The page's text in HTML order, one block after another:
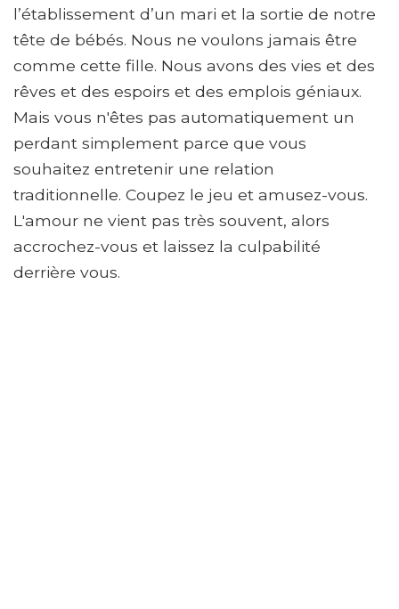
l’établissement d’un mari et la sortie de notre
tête de bébés. Nous ne voulons jamais être
comme cette fille. Nous avons des vies et des
rêves et des espoirs et des emplois géniaux.
Mais vous n'êtes pas automatiquement un
perdant simplement parce que vous
souhaitez entretenir une relation
traditionnelle. Coupez le jeu et amusez-vous.
L'amour ne vient pas très souvent, alors
accrochez-vous et laissez la culpabilité
derrière vous.